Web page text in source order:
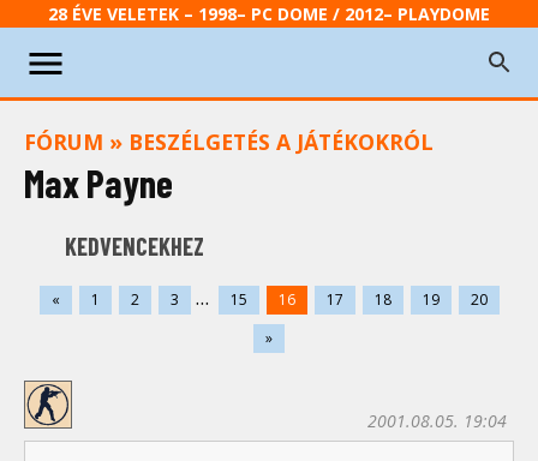
28 ÉVE VELETEK – 1998– PC DOME / 2012– PLAYDOME
FÓRUM » BESZÉLGETÉS A JÁTÉKOKRÓL
Max Payne
KEDVENCEKHEZ
« 1 2 3 ... 15 16 17 18 19
20
»
2001.08.05. 19:04